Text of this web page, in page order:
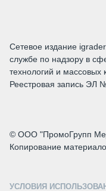
Сетевое издание
службе по надзору в
технологий и массовых
Реестровая запись ЭЛ
© ООО "ПромоГрупп
Копирование
УСЛОВИЯ